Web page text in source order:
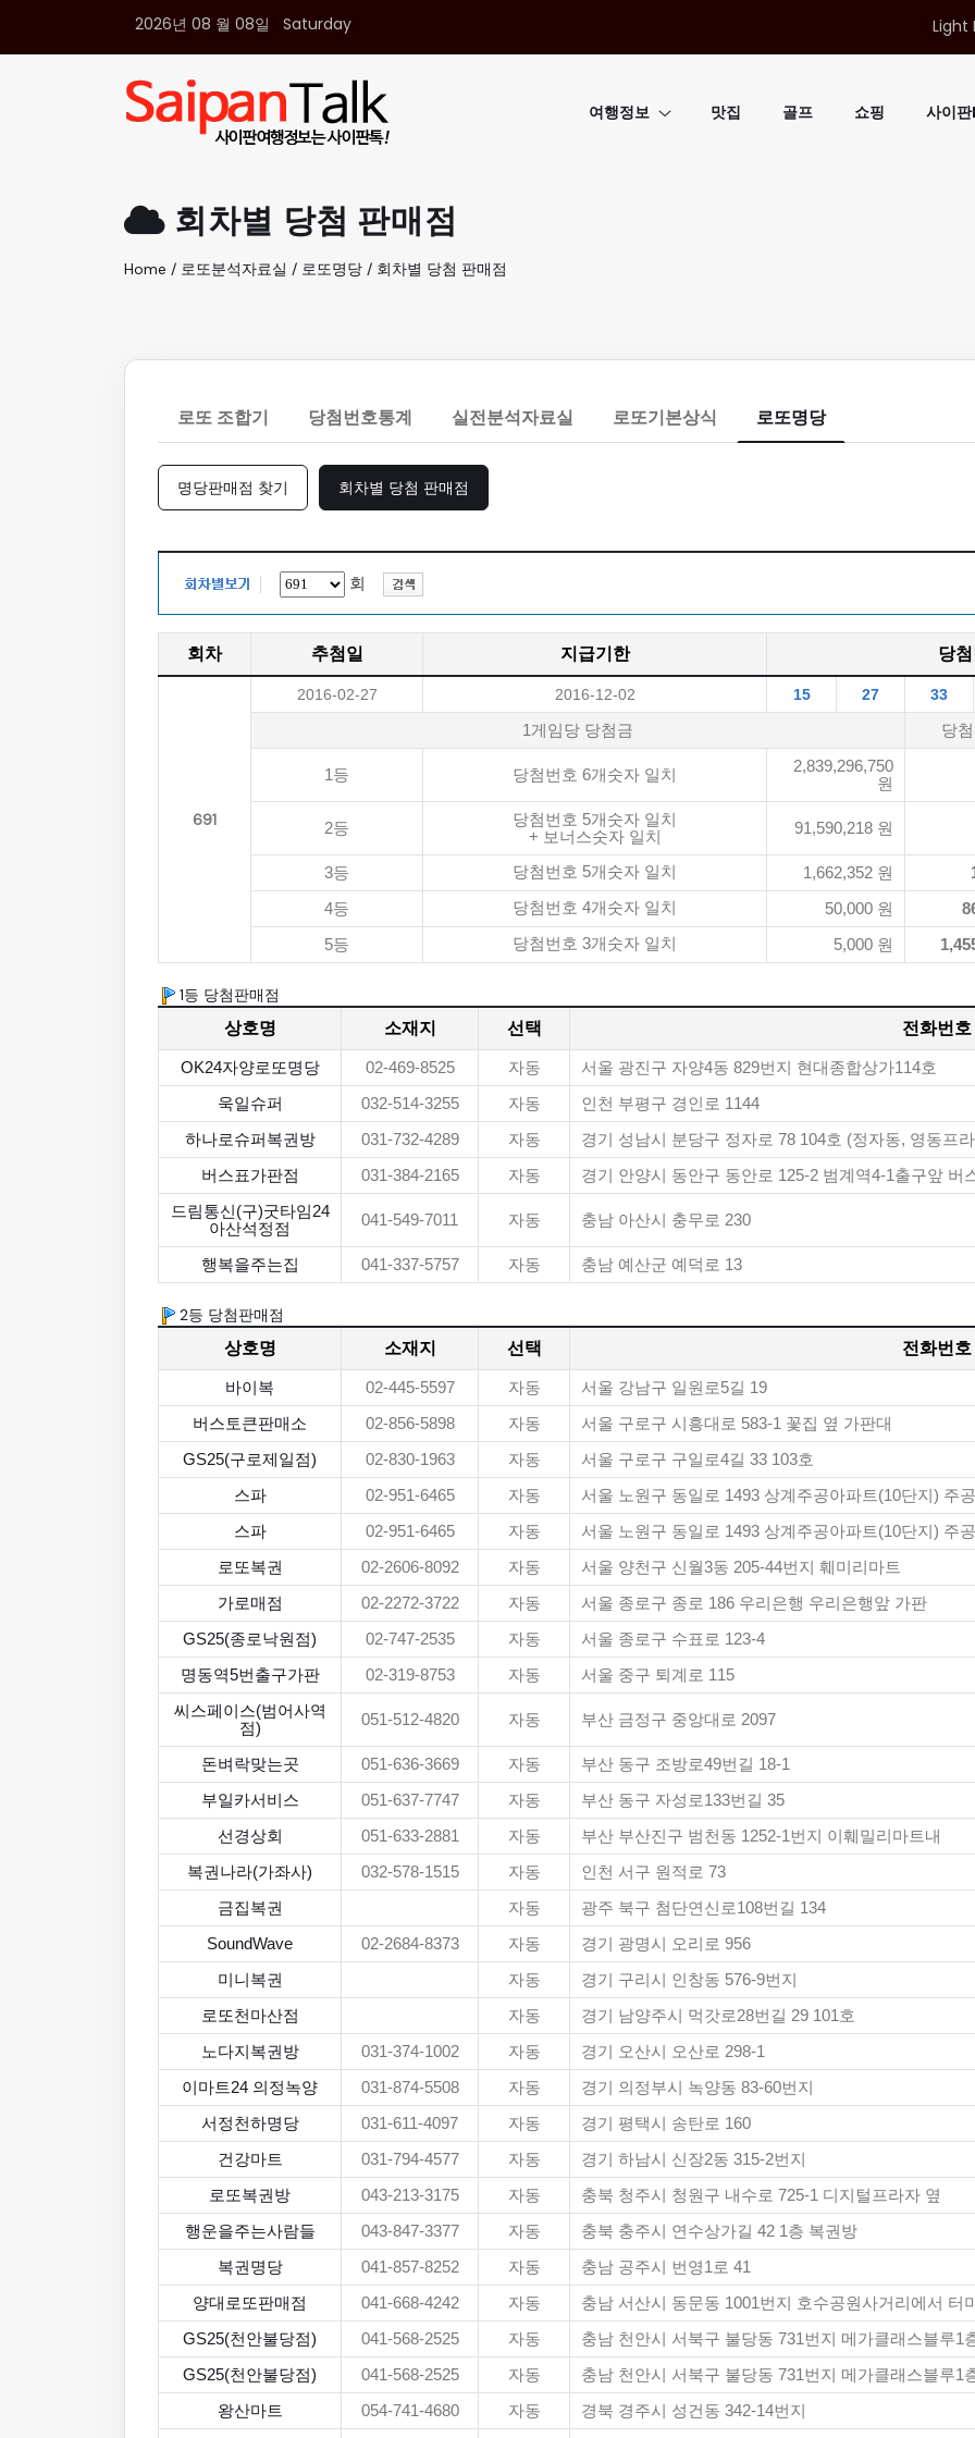
2026년 08 월 08일 Saturday Light
여행정보 맛집 골프 쇼핑 사이
회차별 당첨 판매점
Home / 로또분석자료실 / 로또명당 / 회차별 당첨 판매점
로또 조합기 당첨번호통계 실전분석자료실 로또기본상식 로또명당
명당판매점 찾기 회차별 당첨 판매점
회
회차 추첨일 지급기한 당
691
2016-02-27 2016-12-02 15 27 33
1게임당 당첨금 당
1등 당첨번호 6개숫자 일치
2,839,296,750
원
2등
당첨번호 5개숫자 일치
+ 보너스숫자 일치
91,590,218 원
3등 당첨번호 5개숫자 일치 1,662,352 원
4등 당첨번호 4개숫자 일치 50,000 원
5등 당첨번호 3개숫자 일치 5,000 원
1등 당첨판매점
상호명 소재지 선택 전화번호
OK24자양로또명당 02-469-8525 자동 서울 광진구 자양4동 829번지 현대종합상가114호
욱일슈퍼 032-514-3255 자동 인천 부평구 경인로 1144
하나로슈퍼복권방 031-732-4289 자동 경기 성남시 분당구 정자로 78 104호 (정자동, 영동프
버스표가판점 031-384-2165 자동 경기 안양시 동안구 동안로 125-2 범계역4-1출구앞 버
드림통신(구)굿타임24
아산석정점
041-549-7011 자동 충남 아산시 충무로 230
행복을주는집 041-337-5757 자동 충남 예산군 예덕로 13
2등 당첨판매점
상호명 소재지 선택 전화번호
바이복 02-445-5597 자동 서울 강남구 일원로5길 19
버스토큰판매소 02-856-5898 자동 서울 구로구 시흥대로 583-1 꽃집 옆 가판대
GS25(구로제일점) 02-830-1963 자동 서울 구로구 구일로4길 33 103호
스파 02-951-6465 자동 서울 노원구 동일로 1493 상계주공아파트(10단지) 주
스파 02-951-6465 자동 서울 노원구 동일로 1493 상계주공아파트(10단지) 주
로또복권 02-2606-8092 자동 서울 양천구 신월3동 205-44번지 훼미리마트
가로매점 02-2272-3722 자동 서울 종로구 종로 186 우리은행 우리은행앞 가판
GS25(종로낙원점) 02-747-2535 자동 서울 종로구 수표로 123-4
명동역5번출구가판 02-319-8753 자동 서울 중구 퇴계로 115
씨스페이스(범어사역
점)
051-512-4820 자동 부산 금정구 중앙대로 2097
돈벼락맞는곳 051-636-3669 자동 부산 동구 조방로49번길 18-1
부일카서비스 051-637-7747 자동 부산 동구 자성로133번길 35
선경상회 051-633-2881 자동 부산 부산진구 범천동 1252-1번지 이훼밀리마트내
복권나라(가좌사) 032-578-1515 자동 인천 서구 원적로 73
금집복권 자동 광주 북구 첨단연신로108번길 134
SoundWave 02-2684-8373 자동 경기 광명시 오리로 956
미니복권 자동 경기 구리시 인창동 576-9번지
로또천마산점 자동 경기 남양주시 먹갓로28번길 29 101호
노다지복권방 031-374-1002 자동 경기 오산시 오산로 298-1
이마트24 의정녹양 031-874-5508 자동 경기 의정부시 녹양동 83-60번지
서정천하명당 031-611-4097 자동 경기 평택시 송탄로 160
건강마트 031-794-4577 자동 경기 하남시 신장2동 315-2번지
로또복권방 043-213-3175 자동 충북 청주시 청원구 내수로 725-1 디지털프라자 옆
행운을주는사람들 043-847-3377 자동 충북 충주시 연수상가길 42 1층 복권방
복권명당 041-857-8252 자동 충남 공주시 번영1로 41
양대로또판매점 041-668-4242 자동 충남 서산시 동문동 1001번지 호수공원사거리에서 터
GS25(천안불당점) 041-568-2525 자동 충남 천안시 서북구 불당동 731번지 메가클래스블루1
GS25(천안불당점) 041-568-2525 자동 충남 천안시 서북구 불당동 731번지 메가클래스블루1
왕산마트 054-741-4680 자동 경북 경주시 성건동 342-14번지
여행정보
생활정보